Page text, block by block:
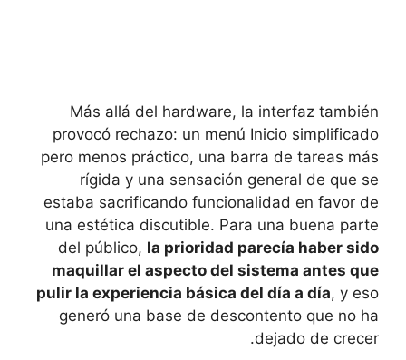
Más allá del hardware, la interfaz también
provocó rechazo: un menú Inicio simplificado
pero menos práctico, una barra de tareas más
rígida y una sensación general de que se
estaba sacrificando funcionalidad en favor de
una estética discutible. Para una buena parte
del público, la prioridad parecía haber sido
maquillar el aspecto del sistema antes que
pulir la experiencia básica del día a día, y eso
generó una base de descontento que no ha
dejado de crecer.